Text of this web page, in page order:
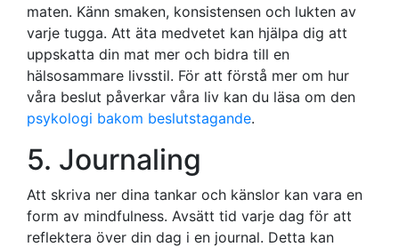
maten. Känn smaken, konsistensen och lukten av
varje tugga. Att äta medvetet kan hjälpa dig att
uppskatta din mat mer och bidra till en
hälsosammare livsstil. För att förstå mer om hur
våra beslut påverkar våra liv kan du läsa om den
psykologi bakom beslutstagande.
5. Journaling
Att skriva ner dina tankar och känslor kan vara en
form av mindfulness. Avsätt tid varje dag för att
reflektera över din dag i en journal. Detta kan